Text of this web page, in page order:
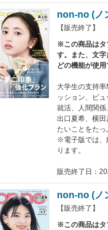
non-no (ノ
【販売終了】
※この商品はタ
す。また、文
どの機能が使用
大学生の支持
ッション、ビ
就活、人間関係
出口夏希、横
たいことをたっ
※電子版では、
ります。
販売終了日：
non-no (ノ
【販売終了】
※この商品はタ